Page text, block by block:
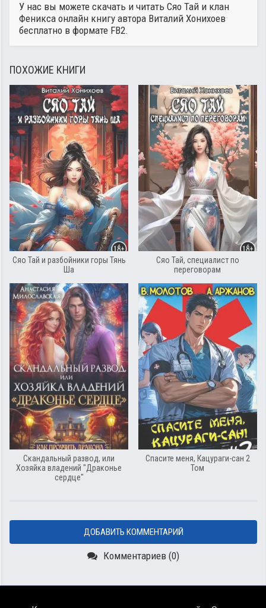
У нас вы можете скачать и читать Сяо Тай и клан
Феникса онлайн книгу автора Виталий Хонихоев
бесплатно в формате FB2.
ПОХОЖИЕ КНИГИ
Сяо Тай и разбойники горы Тянь
Ша
Сяо Тай, специалист по
переговорам
Скандальный развод, или
Хозяйка владений "Драконье
сердце"
Спасите меня, Кацураги-сан 2
Том
ДОБАВИТЬ КОММЕНТАРИЙ
Комментариев (0)